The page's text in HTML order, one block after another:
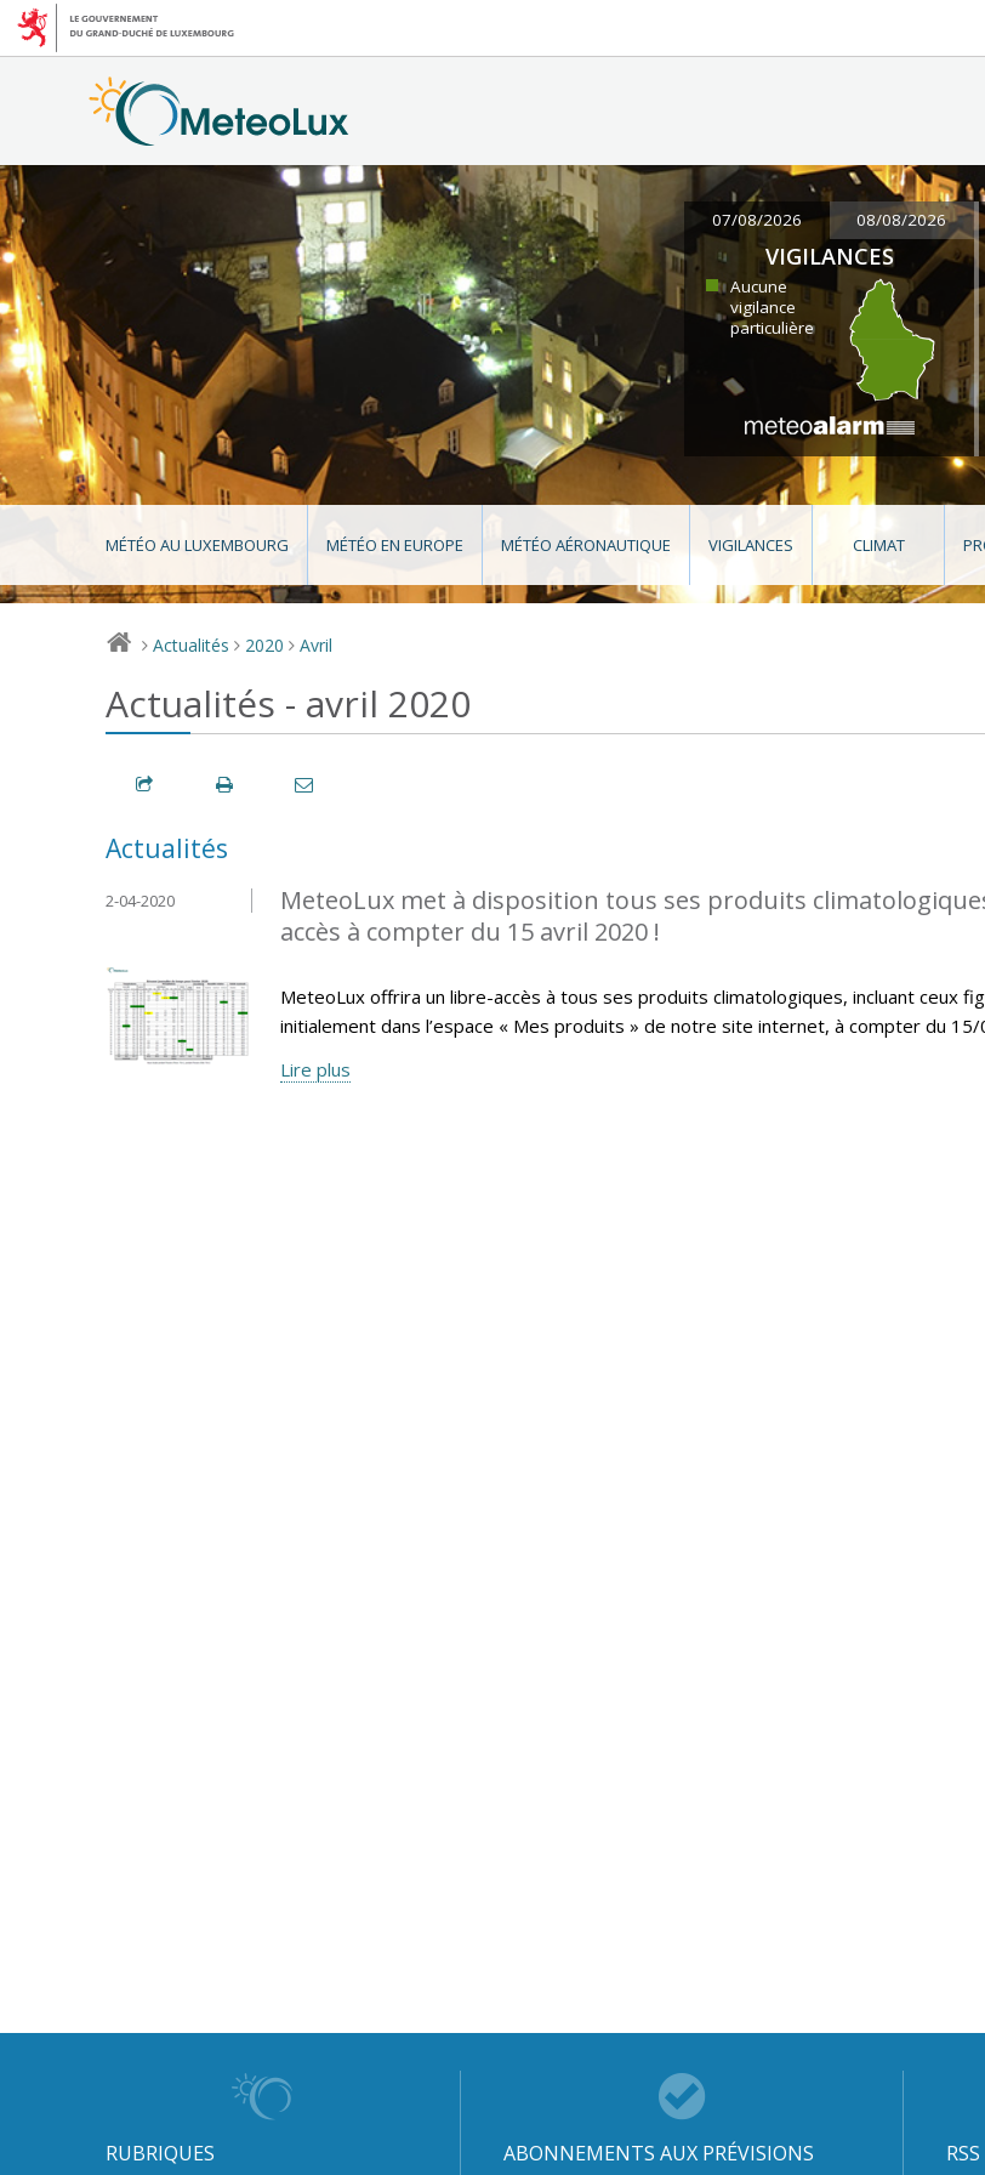
07/08/2026 08/08/2026
VIGILANCES
Aucune
vigilance
particulière
MÉTÉO AU LUXEMBOURG MÉTÉO EN EUROPE MÉTÉO AÉRONAUTIQUE VIGILANCES CLIMAT
> Actualités > 2020 > Avril
Actualités - avril 2020
Actualités
MeteoLux met à disposition tous ses produits
accès à compter du 15 avril 2020 !
2-04-2020
MeteoLux offrira un libre-accès à tous ses produits climatologiques, incluant ceux
initialement dans l’espace « Mes produits » de notre site internet, à compter du
Lire plus
RUBRIQUES ABONNEMENTS AUX PRÉVISIONS